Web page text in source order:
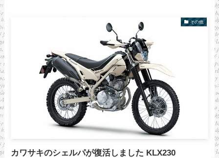
その他
カワサキのシェルパが復活しました KLX230